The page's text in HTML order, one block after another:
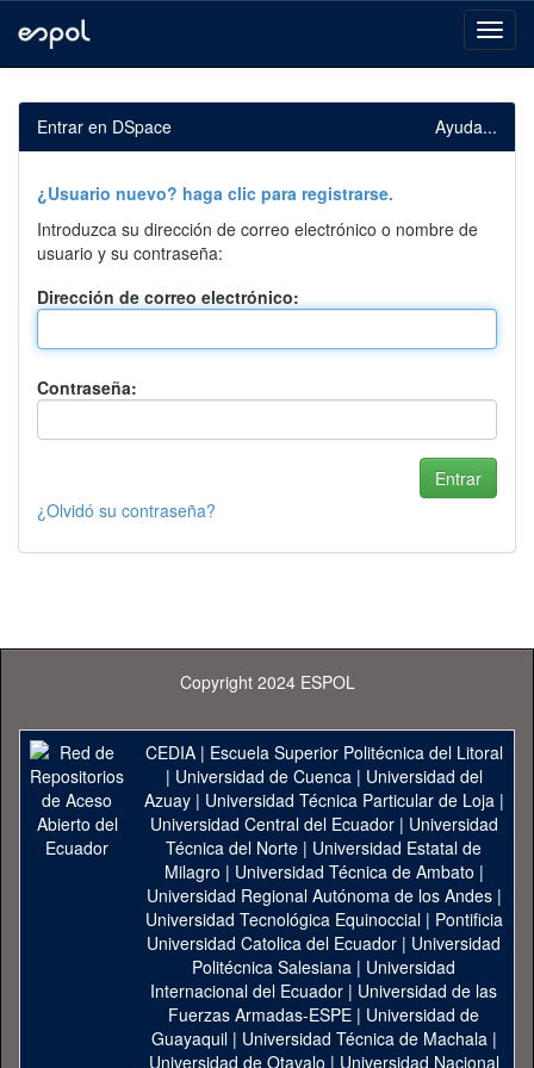
navigation
Entrar en DSpace Ayuda...
¿Usuario nuevo? haga clic para registrarse.
Introduzca su dirección de correo electrónico o nombre de
usuario y su contraseña:
Dirección de correo electrónico:
Contraseña:
¿Olvidó su contraseña?
Copyright 2024 ESPOL
CEDIA| Escuela Superior Politécnica del Litoral
| Universidad de Cuenca| Universidad del
Azuay| Universidad Técnica Particular de Loja|
Universidad Central del Ecuador| Universidad
Técnica del Norte | Universidad Estatal de
Milagro | Universidad Técnica de Ambato |
Universidad Regional Autónoma de los Andes|
Universidad Tecnológica Equinoccial| Pontificia
Universidad Catolica del Ecuador | Universidad
Politécnica Salesiana | Universidad
Internacional del Ecuador | Universidad de las
Fuerzas Armadas-ESPE | Universidad de
Guayaquil| Universidad Técnica de Machala|
Universidad de Otavalo | Universidad Nacional